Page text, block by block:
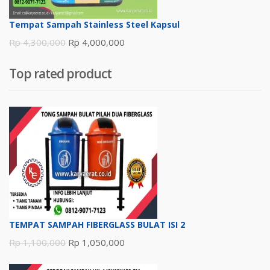
Tempat Sampah Stainless Steel Kapsul
Rp4,300,000 Harga
adalah:
Rp 4,300,000.
Rp 4,000,000
adalah:
Rp 4,000,000.
Top rated product
TEMPAT SAMPAH FIBERGLASS BULAT ISI 2
Rp1,100,000 Harga
Rp 1,050,000